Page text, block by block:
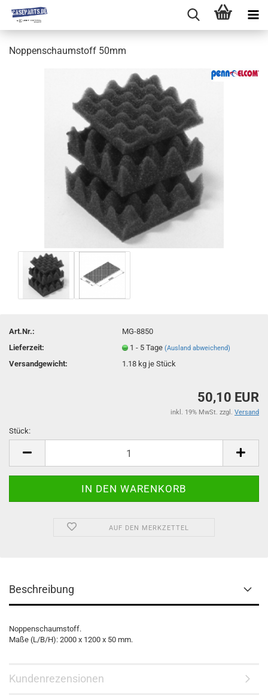
Noppenschaumstoff 50mm
Art.Nr.:
MG-8850
Lieferzeit:
1 - 5 Tage(Ausland abweichend)
Versandgewicht: 1.18 kg je Stück
50,10 EUR
inkl. 19% MwSt. zzgl. Versand
Stück:
AUF DEN MERKZETTEL
Beschreibung
Noppenschaumstoff.
Maße (L/B/H): 2000 x 1200 x 50 mm.
Kundenrezensionen